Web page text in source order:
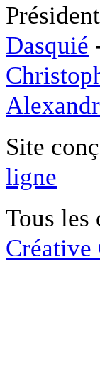
Dasquié
Site
ligne
Tous les
Créative